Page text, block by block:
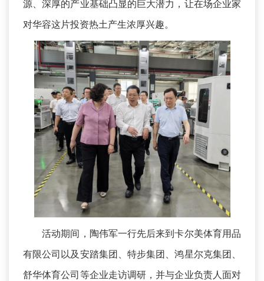
源、深厚的产业基础凸显的巨大潜力，让在场企业家
对华容这片投资热土产生浓厚兴趣。
活动期间，陶伟军一行先后来到卡尔美体育用品
有限公司以及安踏集团、特步集团、鸿星尔克集团、
舒华体育公司等企业走访调研，并与企业负责人面对